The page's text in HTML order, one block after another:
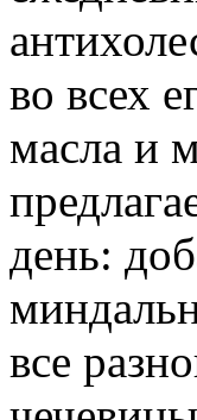
во всех
масла и
день:
все